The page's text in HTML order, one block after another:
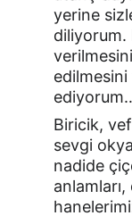
yerine
diliyorum.
Biricik,
sevgi
nadide